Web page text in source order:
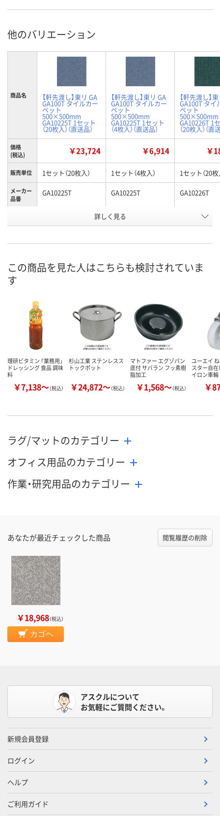
他のバリエーション
商品名 【軒先渡し】東リ GA
GA100T タイルカー
ペット
500×500mm
GA10225T 1セット
（20枚入）（直送品）
【軒先渡し】東リ GA
GA100T タイルカー
ペット
500×500mm
GA10225T 1セット
（4枚入）（直送品）
【軒先渡し】
GA100T タイ
ペット
500×500mm
GA10226T 1
（20枚入）（直
価格
(税込)
￥23,724 ￥6,914 ￥
販売単位 1セット（20枚入） 1セット（4枚入） 1セット（20枚
メーカー
品番
GA10225T GA10225T GA10226T
AK38456 AK37348
9月1日（火）まで
カゴへ カゴへ
詳しく見る
この商品を見た人はこちらも検討されていま
す
理研ビタミン 「業務用」
ドレッシング 食品 調味
料
￥7,138～（税込）
杉山工業 ステンレスス
トックポット
￥24,872～（税込）
マトファー エグゾパン
底付 サバラン フッ素樹
脂加工
￥1,568～（税込）
ユーエイ
スター自
イロン車
￥
ラグ/マットのカテゴリー
オフィス用品のカテゴリー
作業・研究用品のカテゴリー
あなたが最近チェックした商品 閲覧履歴の削除
￥18,968（税込）
カゴへ
アスクルについて
お気軽にご質問ください。
新規会員登録
ログイン
ヘルプ
ご利用ガイド